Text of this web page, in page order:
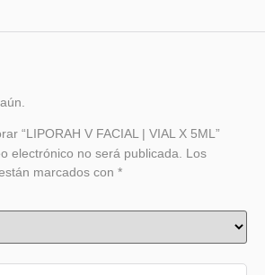
“LIPORAH V FACIAL | VIAL X 5ML”
electrónico no será publicada.
Los
marcados con *